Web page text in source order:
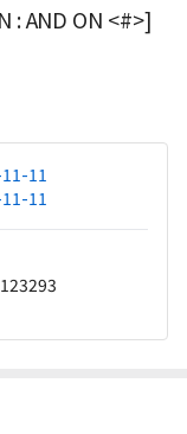
: AND ON <#>]
11
11